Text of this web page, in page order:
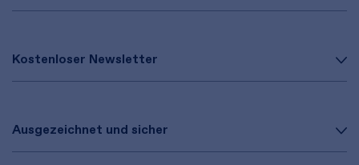
Kostenloser Newsletter
Ausgezeichnet und sicher